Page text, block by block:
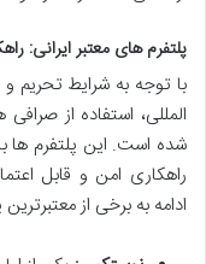
پلتفرم های معتبر ایرانی:
با توجه به شرایط تحریم
المللی، استفاده از
شده است. این پلتفرم ها
راهکاری امن و قابل
ادامه به برخی از